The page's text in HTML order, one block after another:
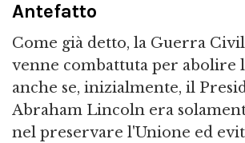
Antefatto
Come già detto, la Guerra
venne combattuta per abolire
anche se, inizialmente, il
Abraham Lincoln era
nel preservare l'Unione ed